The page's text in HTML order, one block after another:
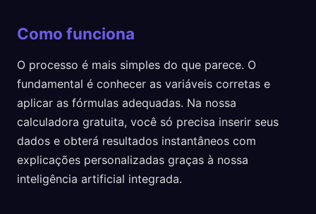
Como funciona
O processo é mais simples do que parece. O
fundamental é conhecer as variáveis corretas e
aplicar as fórmulas adequadas. Na nossa
calculadora gratuita, você só precisa inserir seus
dados e obterá resultados instantâneos com
explicações personalizadas graças à nossa
inteligência artificial integrada.